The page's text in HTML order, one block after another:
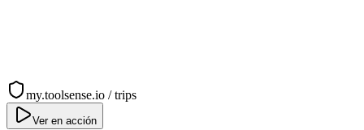
my.toolsense.io / trips
Ver en acción